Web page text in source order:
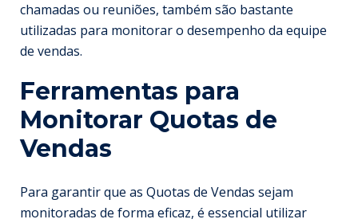
chamadas ou reuniões, também são bastante
utilizadas para monitorar o desempenho da equipe
de vendas.
Ferramentas para
Monitorar Quotas de
Vendas
Para garantir que as Quotas de Vendas sejam
monitoradas de forma eficaz, é essencial utilizar